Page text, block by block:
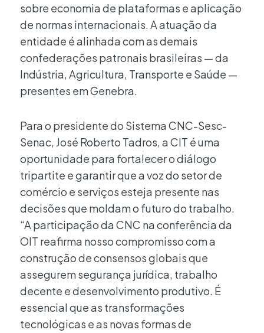
sobre economia de plataformas e aplicação
de normas internacionais. A atuação da
entidade é alinhada com as demais
confederações patronais brasileiras — da
Indústria, Agricultura, Transporte e Saúde —
presentes em Genebra.
Para o presidente do Sistema CNC-Sesc-
Senac, José Roberto Tadros, a CIT é uma
oportunidade para fortalecer o diálogo
tripartite e garantir que a voz do setor de
comércio e serviços esteja presente nas
decisões que moldam o futuro do trabalho.
“A participação da CNC na conferência da
OIT reafirma nosso compromisso com a
construção de consensos globais que
assegurem segurança jurídica, trabalho
decente e desenvolvimento produtivo. É
essencial que as transformações
tecnológicas e as novas formas de